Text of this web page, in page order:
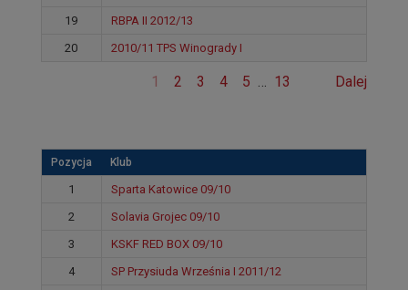
19
RBPA II 2012/13
20
2010/11 TPS Winogrady I
1 2 3 4 5 … 13 Dalej
Pozycja Klub
1
Sparta Katowice 09/10
2
Solavia Grojec 09/10
3
KSKF RED BOX 09/10
4
SP Przysiuda Września I 2011/12